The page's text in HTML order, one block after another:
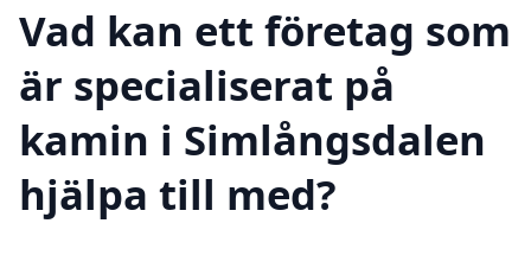
Vad kan ett företag som
är specialiserat på
kamin i Simlångsdalen
hjälpa till med?